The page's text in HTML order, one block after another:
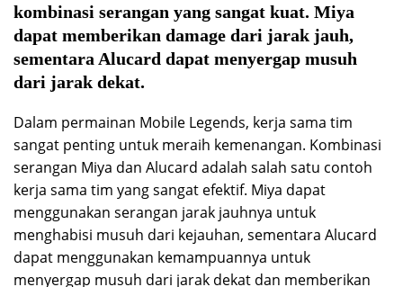
kombinasi serangan yang sangat kuat. Miya
dapat memberikan damage dari jarak jauh,
sementara Alucard dapat menyergap musuh
dari jarak dekat.
Dalam permainan Mobile Legends, kerja sama tim
sangat penting untuk meraih kemenangan. Kombinasi
serangan Miya dan Alucard adalah salah satu contoh
kerja sama tim yang sangat efektif. Miya dapat
menggunakan serangan jarak jauhnya untuk
menghabisi musuh dari kejauhan, sementara Alucard
dapat menggunakan kemampuannya untuk
menyergap musuh dari jarak dekat dan memberikan